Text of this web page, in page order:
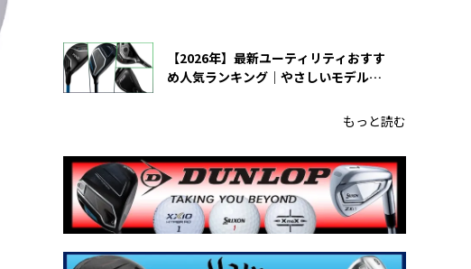
【2026年】最新ユーティリティおすす
め人気ランキング｜やさしいモデルの
もっと読む